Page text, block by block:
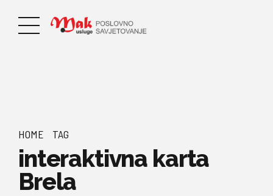
HOME TAG
interaktivna karta
Brela